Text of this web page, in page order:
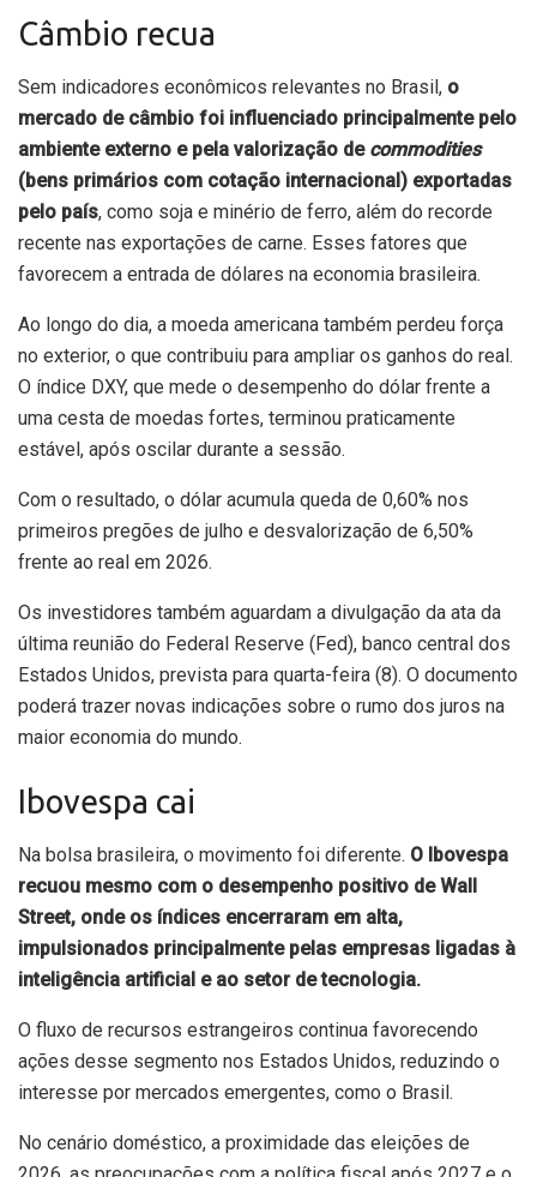
Câmbio recua
Sem indicadores econômicos relevantes no Brasil, o
mercado de câmbio foi influenciado principalmente pelo
ambiente externo e pela valorização de commodities
(bens primários com cotação internacional) exportadas
pelo país, como soja e minério de ferro, além do recorde
recente nas exportações de carne. Esses fatores que
favorecem a entrada de dólares na economia brasileira.
Ao longo do dia, a moeda americana também perdeu força
no exterior, o que contribuiu para ampliar os ganhos do real.
O índice DXY, que mede o desempenho do dólar frente a
uma cesta de moedas fortes, terminou praticamente
estável, após oscilar durante a sessão.
Com o resultado, o dólar acumula queda de 0,60% nos
primeiros pregões de julho e desvalorização de 6,50%
frente ao real em 2026.
Os investidores também aguardam a divulgação da ata da
última reunião do Federal Reserve (Fed), banco central dos
Estados Unidos, prevista para quarta-feira (8). O documento
poderá trazer novas indicações sobre o rumo dos juros na
maior economia do mundo.
Ibovespa cai
Na bolsa brasileira, o movimento foi diferente. O Ibovespa
recuou mesmo com o desempenho positivo de Wall
Street, onde os índices encerraram em alta,
impulsionados principalmente pelas empresas ligadas à
inteligência artificial e ao setor de tecnologia.
O fluxo de recursos estrangeiros continua favorecendo
ações desse segmento nos Estados Unidos, reduzindo o
interesse por mercados emergentes, como o Brasil.
No cenário doméstico, a proximidade das eleições de